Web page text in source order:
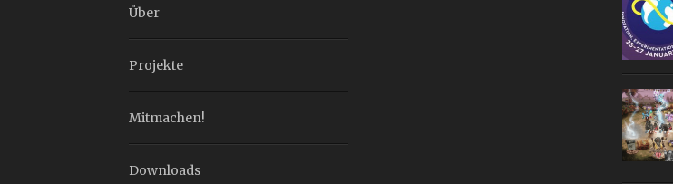
Über
Projekte
Mitmachen!
Downloads